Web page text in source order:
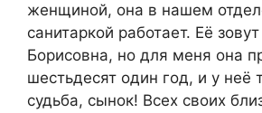
женщиной, она в нашем
санитаркой работает. Её
Борисовна, но для меня она
шестьдесят один год, и у неё
судьба, сынок! Всех своих